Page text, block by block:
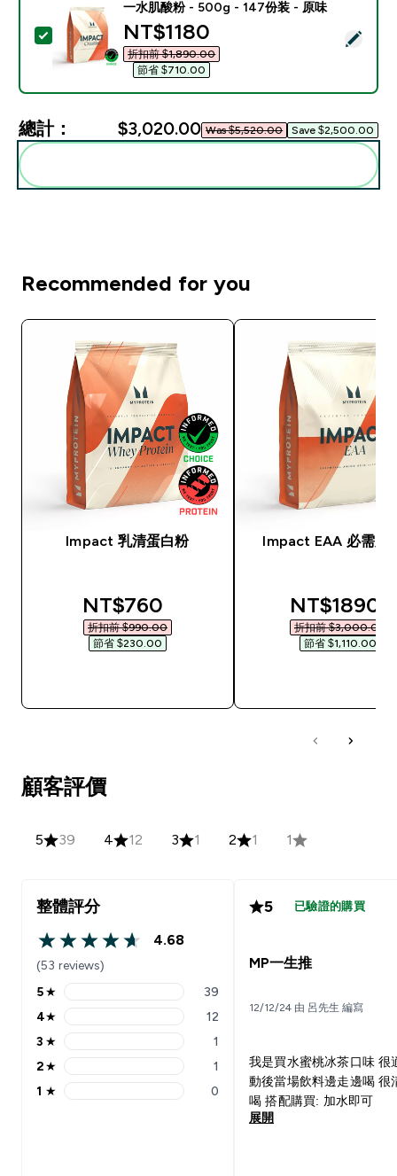
選取此商品 - 一水肌酸粉 - 500g - 147份装 - 原味
一水肌酸粉 - 500g - 147份装 - 原味
discounted price
NT$1180‎
折扣前 $1,890.00‎
節省 $710.00‎
總計： $3,020.00‎ Was $5,520.00‎ Save $2,500.00‎
Recommended for you
Impact 乳清蛋白粉
discounted price
NT$760‎
折扣前 $990.00‎
節省 $230.00‎
Impact EAA 必需胺
NT$1890‎
折扣前 $3,000.00‎
節省 $1,110.00‎
顧客評價
5 39 4 12 3 1 2 1 1
整體評分
4.68 out of 5 stars
4.68
(53 reviews)
5 stars rating 39 reviews
5★ 39
4 stars rating 12 reviews
4★ 12
3 stars rating 1 reviews
3 ★ 1
2 stars rating 1 reviews
2★ 1
1 stars rating 0 reviews
1 ★ 0
5 已驗證的購買
MP一生推
12/12/24 由 呂先生 編寫
我是買水蜜桃冰茶口味 很
動後當場飲料邊走邊喝 很
喝 搭配購買: 加水即可
展開